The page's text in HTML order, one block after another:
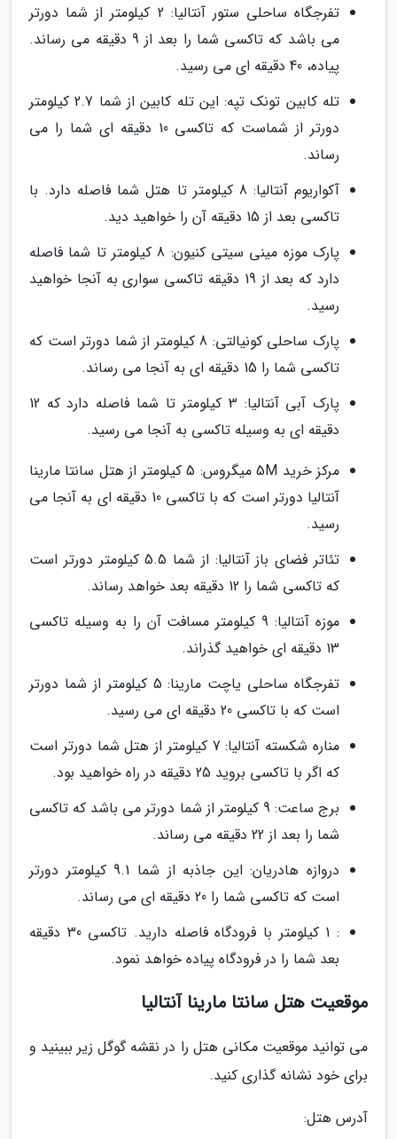
تفرجگاه ساحلی ستور آنتالیا: 2 کیلومتر از شما دورتر
می باشد که تاکسی شما را بعد از 9 دقیقه می رساند.
پیاده، 40 دقیقه ای می رسید.
تله کابین تونک تپه: این تله کابین از شما 2.7 کیلومتر
دورتر از شماست که تاکسی 10 دقیقه ای شما را می
رساند.
آکواریوم آنتالیا: 8 کیلومتر تا هتل شما فاصله دارد. با
تاکسی بعد از 15 دقیقه آن را خواهید دید.
پارک موزه مینی سیتی کنیون: 8 کیلومتر تا شما فاصله
دارد که بعد از 19 دقیقه تاکسی سواری به آنجا خواهید
رسید.
پارک ساحلی کونیالتی: 8 کیلومتر از شما دورتر است که
تاکسی شما را 15 دقیقه ای به آنجا می رساند.
پارک آبی آنتالیا: 3 کیلومتر تا شما فاصله دارد که 12
دقیقه ای به وسیله تاکسی به آنجا می رسید.
مرکز خرید 5M میگروس: 5 کیلومتر از هتل سانتا مارینا
آنتالیا دورتر است که با تاکسی 10 دقیقه ای به آنجا می
رسید.
تئاتر فضای باز آنتالیا: از شما 5.5 کیلومتر دورتر است
که تاکسی شما را 12 دقیقه بعد خواهد رساند.
موزه آنتالیا: 9 کیلومتر مسافت آن را به وسیله تاکسی
13 دقیقه ای خواهید گذراند.
تفرجگاه ساحلی یاچت مارینا: 5 کیلومتر از شما دورتر
است که با تاکسی 20 دقیقه ای می رسید.
مناره شکسته آنتالیا: 7 کیلومتر از هتل شما دورتر است
که اگر با تاکسی بروید 25 دقیقه در راه خواهید بود.
برج ساعت: 9 کیلومتر از شما دورتر می باشد که تاکسی
شما را بعد از 22 دقیقه می رساند.
دروازه هادریان: این جاذبه از شما 9.1 کیلومتر دورتر
است که تاکسی شما را 20 دقیقه ای می رساند.
: 1 کیلومتر با فرودگاه فاصله دارید. تاکسی 30 دقیقه
بعد شما را در فرودگاه پیاده خواهد نمود.
موقعیت هتل سانتا مارینا آنتالیا
می توانید موقعیت مکانی هتل را در نقشه گوگل زیر ببینید و
برای خود نشانه گذاری کنید.
آدرس هتل: